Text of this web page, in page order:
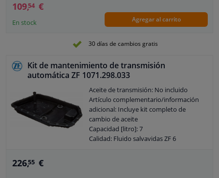
Reemplazar después de [km]: 60000
Garantía: 2 años
Color del fluido industrial: 4B52
especial: A89
Observe la información del servicio
109,54 €
En stock Agregar al carrito
30 días de cambios gratis
Kit de mantenimiento de transmisión
automática ZF 1071.298.033
Aceite de transmisión: No incluido
Artículo complementario/información
adicional: Incluye kit completo de
cambio de aceite
Capacidad [litro]: 7
Calidad: Fluido salvavidas ZF 6
226,55 €